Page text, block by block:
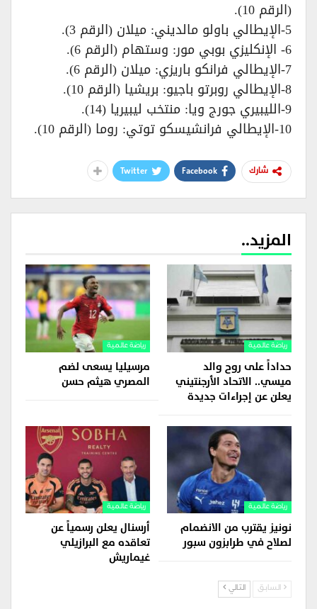
(الرقم 10).
5-الإيطالي باولو مالديني: ميلان (الرقم 3).
6- الإنكليزي بوبي مور: وستهام (الرقم 6).
7-الإيطالي فرانكو باريزي: ميلان (الرقم 6).
8-الإيطالي روبرتو باجيو: بريشيا (الرقم 10).
9-الليبيري جورج ويا: منتخب ليبيريا (14).
10-الإيطالي فرانشيسكو توتي: روما (الرقم 10).
شارك Facebook
Twitter
المزيد..
رياضة عالمية
حداداً على روح والد
ميسي.. الاتحاد الأرجنتيني
يعلن عن إجراءات جديدة
رياضة عالمية
مرسيليا يسعى لضم
المصري هيثم حسن
رياضة عالمية
نونيز يقترب من الانضمام
لصلاح في طرابزون سبور
رياضة عالمية
أرسنال يعلن رسمياً عن
تعاقده مع البرازيلي
غيماريش
السابق التالي